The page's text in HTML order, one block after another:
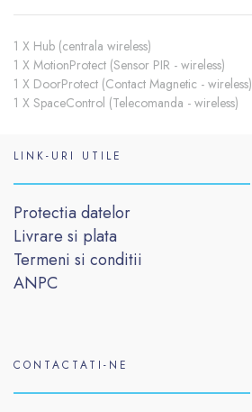
1 X Hub (centrala wireless)
1 X MotionProtect (Sensor PIR - wireless)
1 X DoorProtect (Contact Magnetic - wireless)
1 X SpaceControl (Telecomanda - wireless)
LINK-URI UTILE
Protectia datelor
Livrare si plata
Termeni si conditii
ANPC
CONTACTATI-NE